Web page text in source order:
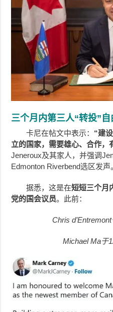
三个月内第三人“转投”自
卡尼在帖文中表示： “建
立的国家，需要雄心、合作，
Jeneroux及其家人，并强调
Edmonton Riverbend选区发声
据悉，这是在短短三个月
党的国会议员。此前：
Chris
Michael Ma于